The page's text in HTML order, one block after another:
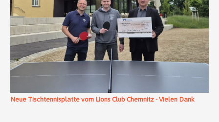
Neue Tischtennisplatte vom Lions Club Chemnitz - Vielen Dank